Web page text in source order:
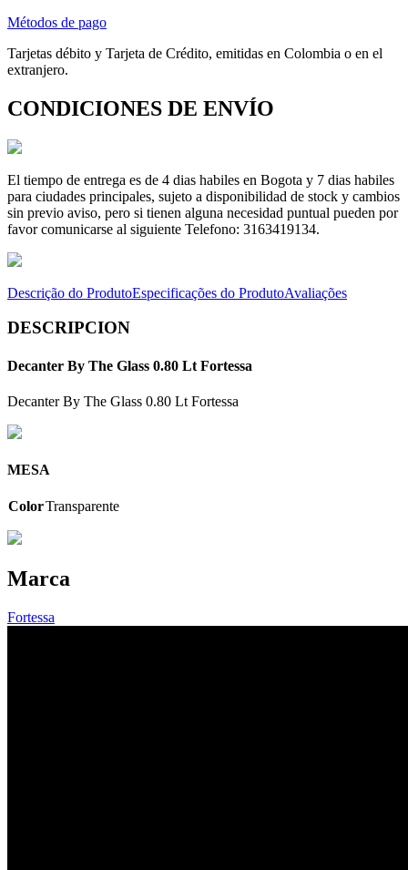
Métodos de pago
Tarjetas débito y Tarjeta de Crédito, emitidas en Colombia o en el
extranjero.
CONDICIONES DE ENVÍO
El tiempo de entrega es de 4 dias habiles en Bogota y 7 dias habiles
para ciudades principales, sujeto a disponibilidad de stock y cambios
sin previo aviso, pero si tienen alguna necesidad puntual pueden por
favor comunicarse al siguiente Telefono: 3163419134.
Descrição do ProdutoEspecificações do ProdutoAvaliações
DESCRIPCION
Decanter By The Glass 0.80 Lt Fortessa
Decanter By The Glass 0.80 Lt Fortessa
MESA
ColorTransparente
Marca
Fortessa